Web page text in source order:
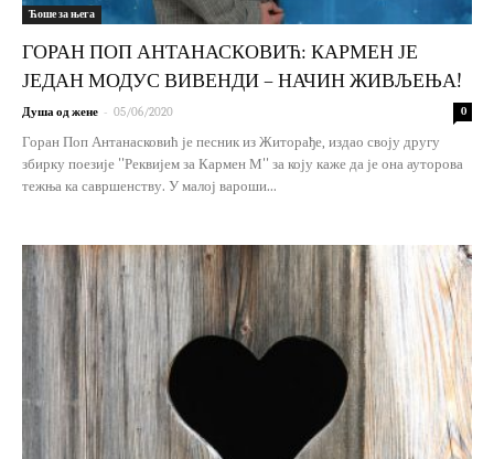
Ћоше за њега
ГОРАН ПОП АНТАНАСКОВИЋ: КАРМЕН ЈЕ
ЈЕДАН МОДУС ВИВЕНДИ – НАЧИН ЖИВЉЕЊА!
Душа од жене - 05/06/2020 0
Горан Поп Антанасковић је песник из Житорађе, издао своју другу
збирку поезије ''Реквијем за Кармен М'' за коју каже да је она ауторова
тежња ка савршенству. У малој вароши...